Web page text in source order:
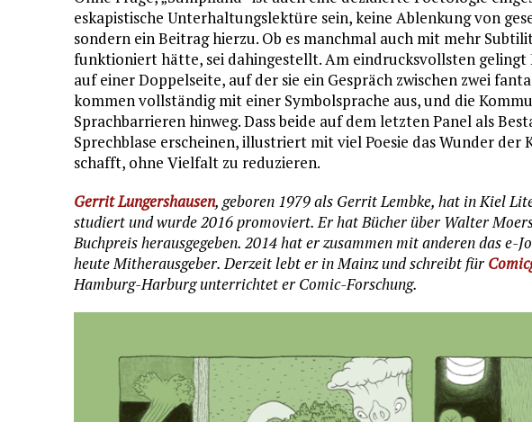
eskapistische Unterhaltungslektüre sein, keine Ablenkung von
sondern ein Beitrag hierzu. Ob es manchmal auch mit mehr
funktioniert hätte, sei dahingestellt. Am eindrucksvollsten
auf einer Doppelseite, auf der sie ein Gespräch zwischen zwei
kommen vollständig mit einer Symbolsprache aus, und die
Sprachbarrieren hinweg. Dass beide auf dem letzten Panel als
Sprechblase erscheinen, illustriert mit viel Poesie das Wunder
schafft, ohne Vielfalt zu reduzieren.
Gerrit Lungershausen, geboren 1979 als Gerrit Lembke, hat in Kiel
studiert und wurde 2016 promoviert. Er hat Bücher über Walter
Buchpreis herausgegeben. 2014 hat er zusammen mit anderen das e-
heute Mitherausgeber. Derzeit lebt er in Mainz und schreibt für
Hamburg-Harburg unterrichtet er Comic-Forschung.